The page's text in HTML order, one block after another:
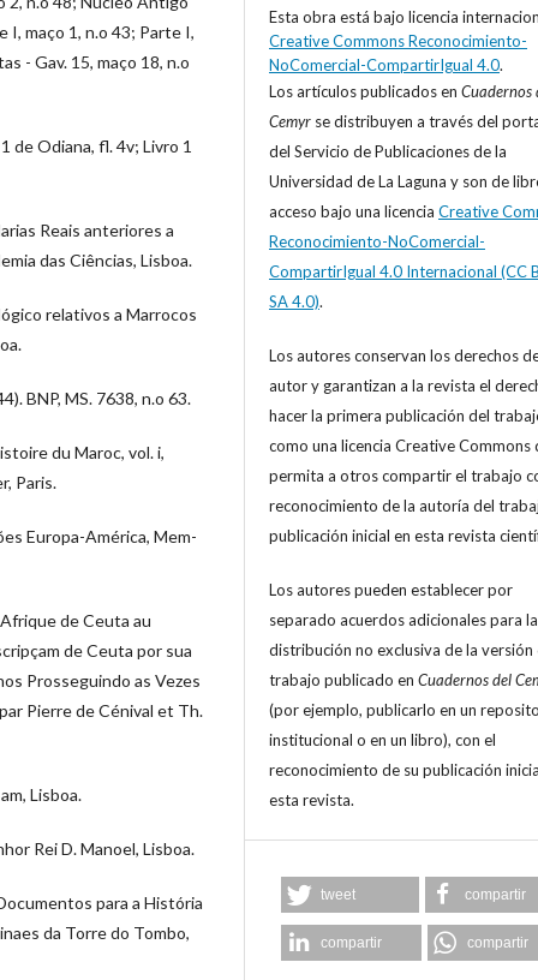
I, maço 1, n.o 43; Parte I,
- Gav. 15, maço 18, n.o
de Odiana, fl. 4v; Livro 1
Reais anteriores a
das Ciências, Lisboa.
relativos a Marrocos
BNP, MS. 7638, n.o 63.
du Maroc, vol. i,
Paris.
Europa-América, Mem-
de Ceuta au
de Ceuta por sua
Prosseguindo as Vezes
Pierre de Cénival et Th.
Lisboa.
Rei D. Manoel, Lisboa.
para a História
da Torre do Tombo,
Esta obra está bajo licencia
Creative Commons Reconocimiento-
NoComercial-CompartirIgual 4.0.
Los artículos publicados en Cuadernos
Cemyr se distribuyen a través del
del Servicio de Publicaciones de la
Universidad de La Laguna y son de
acceso bajo una licencia Creative
Reconocimiento-NoComercial-
CompartirIgual 4.0 Internacional (CC
SA 4.0).
Los autores conservan los derechos
autor y garantizan a la revista el
hacer la primera publicación del
como una licencia Creative Commons
permita a otros compartir el trabajo
reconocimiento de la autoría del
publicación inicial en esta revista
Los autores pueden establecer por
separado acuerdos adicionales para la
distribución no exclusiva de la versión
trabajo publicado en Cuadernos del
(por ejemplo, publicarlo en un
institucional o en un libro), con el
reconocimiento de su publicación
esta revista.
tweet compartir
compartir compartir